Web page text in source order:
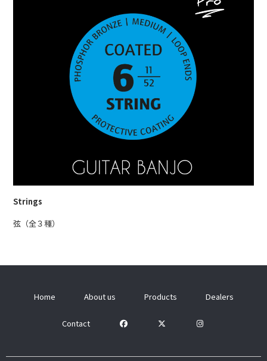
Strings
弦（全３種）
Home About us Products Dealers
Contact